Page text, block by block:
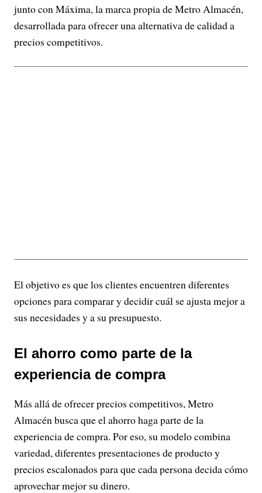
junto con Máxima, la marca propia de Metro Almacén,
desarrollada para ofrecer una alternativa de calidad a
precios competitivos.
El objetivo es que los clientes encuentren diferentes
opciones para comparar y decidir cuál se ajusta mejor a
sus necesidades y a su presupuesto.
El ahorro como parte de la
experiencia de compra
Más allá de ofrecer precios competitivos, Metro
Almacén busca que el ahorro haga parte de la
experiencia de compra. Por eso, su modelo combina
variedad, diferentes presentaciones de producto y
precios escalonados para que cada persona decida cómo
aprovechar mejor su dinero.